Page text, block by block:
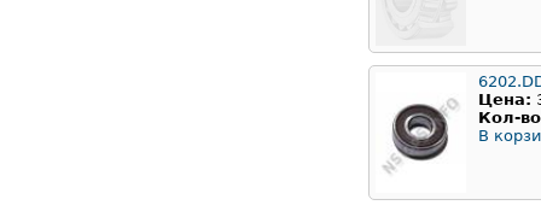
Цена:
Кол-
В